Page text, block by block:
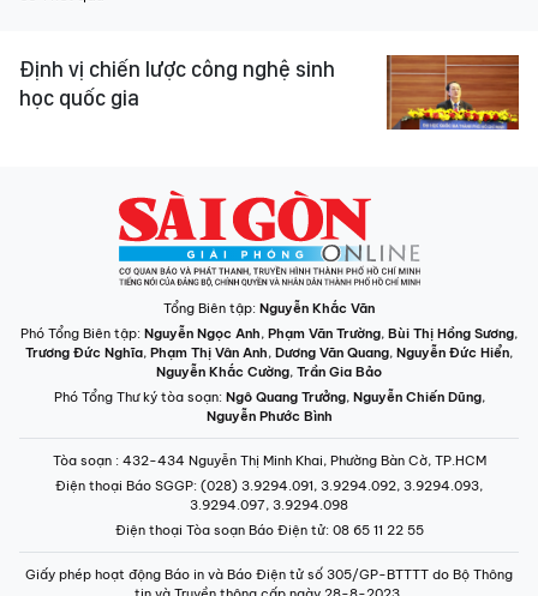
Định vị chiến lược công nghệ sinh
học quốc gia
Tổng Biên tập: Nguyễn Khắc Văn
Phó Tổng Biên tập: Nguyễn Ngọc Anh, Phạm Văn Trường, Bùi Thị Hồng Sương,
Trương Đức Nghĩa, Phạm Thị Vân Anh, Dương Văn Quang, Nguyễn Đức Hiển,
Nguyễn Khắc Cường, Trần Gia Bảo
Phó Tổng Thư ký tòa soạn: Ngô Quang Trưởng, Nguyễn Chiến Dũng,
Nguyễn Phước Bình
Tòa soạn : 432-434 Nguyễn Thị Minh Khai, Phường Bàn Cờ, TP.HCM
Điện thoại Báo SGGP: (028) 3.9294.091, 3.9294.092, 3.9294.093,
3.9294.097, 3.9294.098
Điện thoại Tòa soạn Báo Điện tử: 08 65 11 22 55
Giấy phép hoạt động Báo in và Báo Điện tử số 305/GP-BTTTT do Bộ Thông